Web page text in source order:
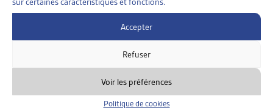
Accepter
Refuser
Voir les préférences
Politique de cookies
POLITIQUE FAMILIALE
COFF, publications:congé parental;accueil et
conciliation vie familiale et activité